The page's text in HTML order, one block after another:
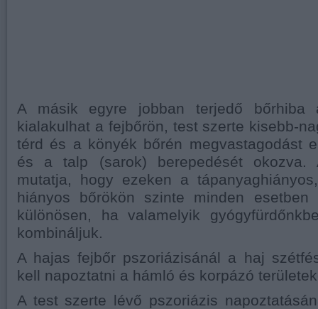
A másik egyre jobban terjedő
kialakulhat a fejbőrön, test szerte kisebb-
térd és a könyék bőrén megvastagodást
és a talp (sarok) berepedését okozva.
mutatja, hogy ezeken a
hiányos bőrökön szinte minden
különösen, ha valamelyik
kombináljuk.
A hajas fejbőr pszoriázisánál a haj
kell napoztatni a hámló és korpázó
A test szerte lévő pszoriázis